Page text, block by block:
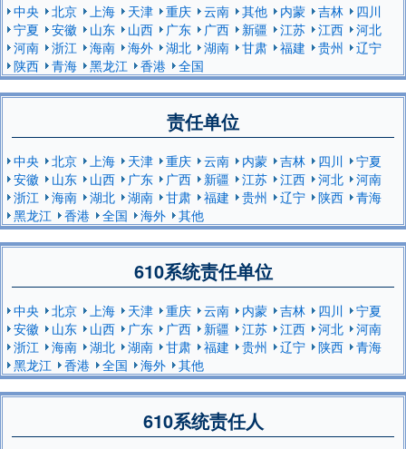
中央 北京 上海 天津 重庆 云南 其他 内蒙 吉林
四川
宁夏
安徽 山东 山西 广东 广西 新疆 江苏 江西
河北
河南
浙江 海南 海外 湖北 湖南 甘肃 福建 贵州
辽宁
陕西
青海 黑龙江 香港 全国
责任单位
中央 北京 上海 天津 重庆 云南 内蒙 吉林 四川
宁夏
安徽
山东 山西 广东 广西 新疆 江苏 江西 河北
河南
浙江
海南 湖北 湖南 甘肃 福建 贵州 辽宁 陕西
青海
黑龙江
香港 全国 海外 其他
610系统责任单位
中央 北京 上海 天津 重庆 云南 内蒙 吉林 四川
宁夏
安徽
山东 山西 广东 广西 新疆 江苏 江西 河北
河南
浙江
海南 湖北 湖南 甘肃 福建 贵州 辽宁 陕西
青海
黑龙江
香港 全国 海外 其他
610系统责任人